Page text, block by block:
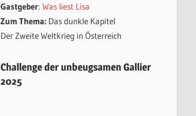
Gastgeber: Was liest Lisa
Zum Thema: Das dunkle Kapitel
Der Zweite Weltkrieg in Österreich
Challenge der unbeugsamen Gallier
2025